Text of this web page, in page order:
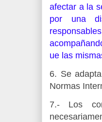
afectar a la
por una
ue las
6. Se
Normas
7.- Los